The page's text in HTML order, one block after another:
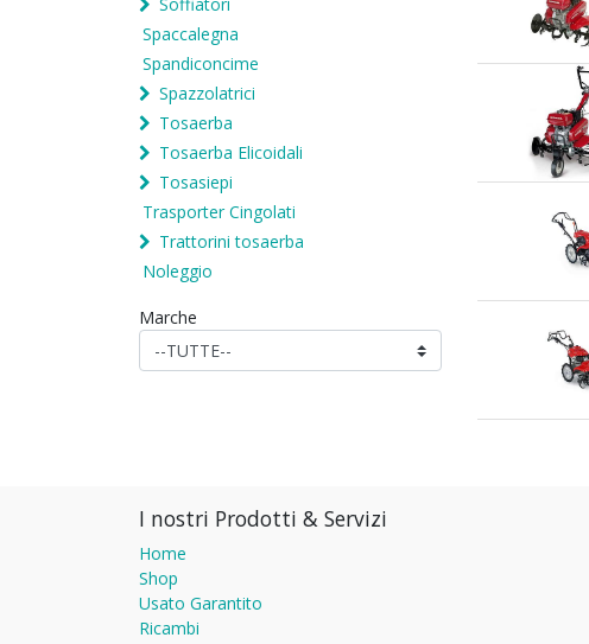
Soffiatori
Spaccalegna
Spandiconcime
Spazzolatrici
Tosaerba
Tosaerba Elicoidali
Tosasiepi
Trasporter Cingolati
Trattorini tosaerba
Noleggio
Marche
I nostri Prodotti & Servizi
Home
Shop
Usato Garantito
Ricambi